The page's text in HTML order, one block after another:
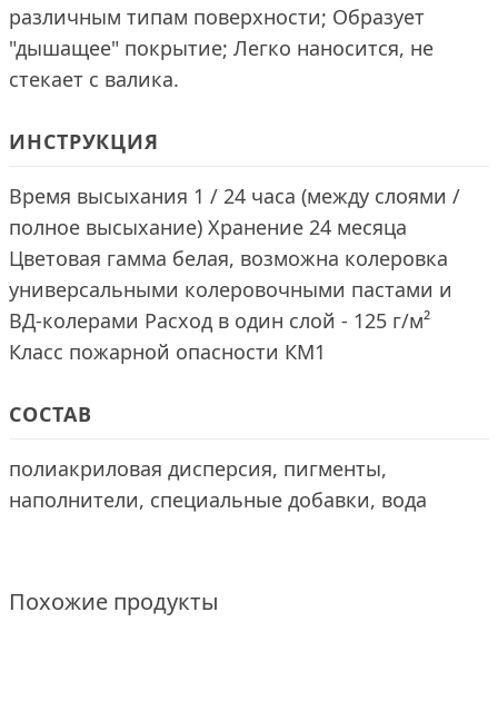
различным типам поверхности; Образует
"дышащее" покрытие; Легко наносится, не
стекает с валика.
ИНСТРУКЦИЯ
Время высыхания 1 / 24 часа (между слоями /
полное высыхание) Хранение 24 месяца
Цветовая гамма белая, возможна колеровка
универсальными колеровочными пастами и
ВД-колерами Расход в один слой - 125 г/м²
Класс пожарной опасности КМ1
СОСТАВ
полиакриловая дисперсия, пигменты,
наполнители, специальные добавки, вода
Похожие продукты